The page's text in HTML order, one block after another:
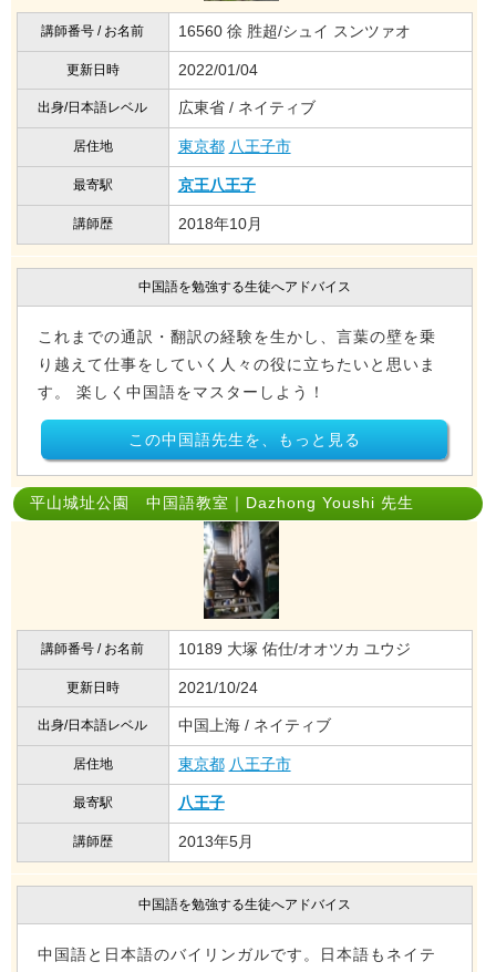
講師番号 / お名前 16560 徐 胜超/シュイ スンツァオ
更新日時 2022/01/04
出身/日本語レベル 広東省 / ネイティブ
居住地 東京都 八王子市
最寄駅 京王八王子
講師歴 2018年10月
中国語を勉強する生徒へアドバイス
これまでの通訳・翻訳の経験を生かし、言葉の壁を乗
り越えて仕事をしていく人々の役に立ちたいと思いま
す。 楽しく中国語をマスターしよう！
この中国語先生を、もっと見る
平山城址公園 中国語教室｜Dazhong Youshi 先生
講師番号 / お名前 10189 大塚 佑仕/オオツカ ユウジ
更新日時 2021/10/24
出身/日本語レベル 中国上海 / ネイティブ
居住地 東京都 八王子市
最寄駅 八王子
講師歴 2013年5月
中国語を勉強する生徒へアドバイス
中国語と日本語のバイリンガルです。日本語もネイテ